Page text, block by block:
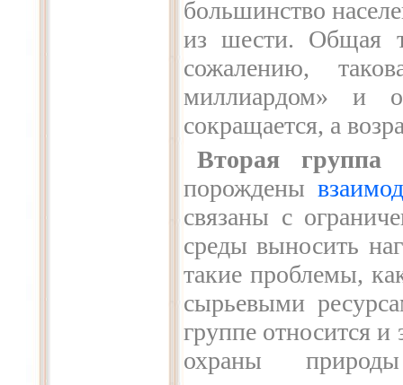
большинство
из шести. Общая
сожалению,
миллиардом» и
сокращается, а
Вторая группа
порождены
связаны с
среды выносить
такие проблемы,
сырьевыми
группе относится и
охраны